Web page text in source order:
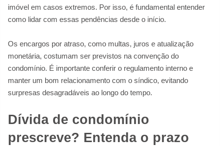
imóvel em casos extremos. Por isso, é fundamental entender
como lidar com essas pendências desde o início.
Os encargos por atraso, como multas, juros e atualização
monetária, costumam ser previstos na convenção do
condomínio. É importante conferir o regulamento interno e
manter um bom relacionamento com o síndico, evitando
surpresas desagradáveis ao longo do tempo.
Dívida de condomínio
prescreve? Entenda o prazo